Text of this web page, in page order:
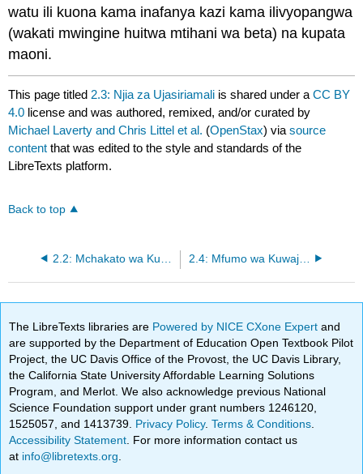
watu ili kuona kama inafanya kazi kama ilivyopangwa
(wakati mwingine huitwa mtihani wa beta) na kupata
maoni.
This page titled 2.3: Njia za Ujasiriamali is shared under aCC BY
4.0 license and was authored, remixed, and/or curated by
Michael Laverty and Chris Littel et al. (OpenStax) viasource
content that was edited to the style and standards of the
LibreTexts platform.
Back to top
2.4: Mfumo wa Kuwajulisha Njia yako ya Ujasiriamali
The LibreTexts libraries are Powered by NICE CXone Expertand
are supported by the Department of Education Open Textbook Pilot
Project, the UC Davis Office of the Provost, the UC Davis Library,
the California State University Affordable Learning Solutions
Program, and Merlot. We also acknowledge previous National
Science Foundation support under grant numbers 1246120,
1525057, and 1413739. Privacy Policy.Terms & Conditions
Accessibility Statement . For more information contact us
at info@libretexts.org